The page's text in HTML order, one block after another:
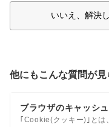
いいえ、解決
他にもこんな質問が